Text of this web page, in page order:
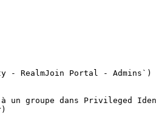
RealmJoin Portal - Admins`)
dans Privileged